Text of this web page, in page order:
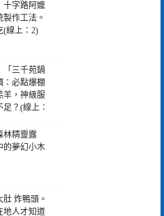
十字路阿嬤
作工法。
(線上：2)
「三千苑鍋
：必點爆棚
羊，神級服
？(線上：
林精靈露
的夢幻小木
肚 炸鴨頭。
地人才知道